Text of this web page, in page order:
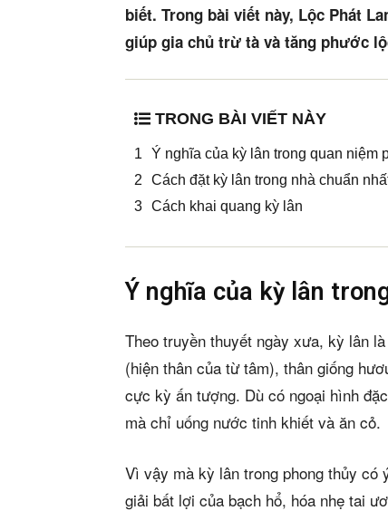
biết. Trong bài viết này, Lộc Phát
giúp gia chủ trừ tà và tăng phước
TRONG BÀI VIẾT NÀY
Ý nghĩa của kỳ lân trong quan niệm
Cách đặt kỳ lân trong nhà chuẩn
Cách khai quang kỳ lân
Ý nghĩa của kỳ lân
Theo truyền thuyết ngày xưa, kỳ lân
(hiện thân của từ tâm), thân giống
cực kỳ ấn tượng. Dù có ngoại hình
mà chỉ uống nước tinh khiết và ăn cỏ.
Vì vậy mà kỳ lân trong phong thủy
giải bất lợi của bạch hổ, hóa nhẹ tai